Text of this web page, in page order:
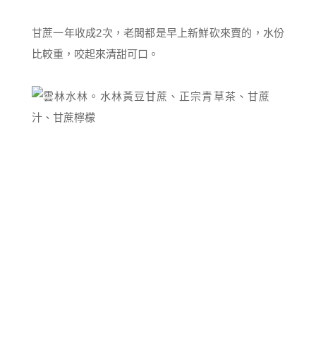
甘蔗一年收成2次，老闆都是早上新鮮砍來賣的，水份
比較重，咬起來清甜可口。